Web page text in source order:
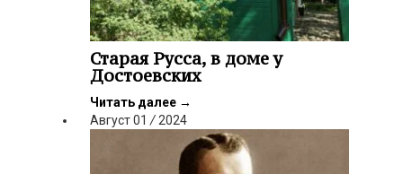
Старая Русса, в доме у
Достоевских
Читать далее →
Август01 / 2024